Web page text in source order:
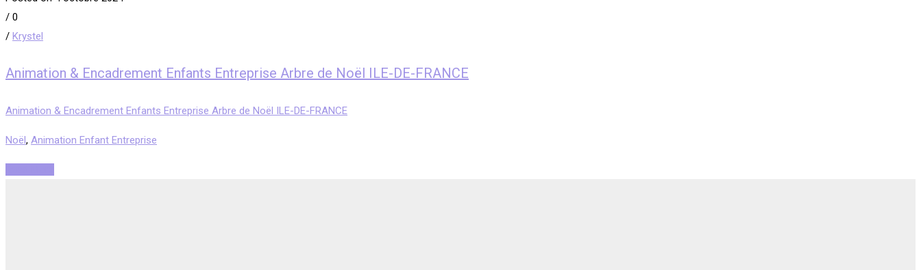
/ 0
/ Krystel
Animation & Encadrement Enfants Entreprise Arbre de Noël ILE-DE-FRANCE
Animation & Encadrement Enfants Entreprise Arbre de Noël ILE-DE-FRANCE
Noël, Animation Enfant Entreprise